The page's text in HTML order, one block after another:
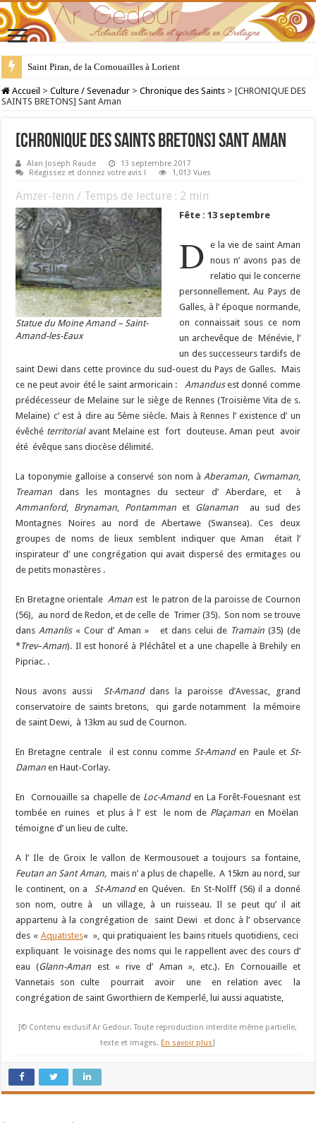
Saint Piran, de la Cornouailles à Lorient
28 juillet : Saint Samson de Dol, père de la Bretagne chrétienne
Accueil > Culture / Sevenadur > Chronique des Saints > [CHRONIQUE DES
SAINTS BRETONS] Sant Aman
[CHRONIQUE DES SAINTS BRETONS] Sant Aman
Alan Joseph Raude
13 septembre 2017
Réagissez et donnez votre avis !
1,013 Vues
Amzer-lenn / Temps de lecture : 2 min
Statue du Moine Amand – Saint-
Amand-les-Eaux
Fête : 13 septembre
D
e la vie de saint Aman
nous n’ avons pas de
relatio qui le concerne
personnellement. Au Pays de
Galles, à l’ époque normande,
on connaissait sous ce nom
un archevêque de Ménévie, l’
un des successeurs tardifs de
saint Dewi dans cette province du sud-ouest du Pays de Galles. Mais
ce ne peut avoir été le saint armoricain : Amandusest donné comme
prédécesseur de Melaine sur le siège de Rennes (Troisième Vita de s.
Melaine) c’ est à dire au 5ème siècle. Mais à Rennes l’ existence d’ un
évêché territorialavant Melaine est fort douteuse. Aman peut avoir
été évêque sans diocèse délimité.
La toponymie galloise a conservé son nom àAberaman Cwmaman,
Treaman dans les montagnes du secteur d’ Aberdare, et à
Ammanford, Brynaman Pontamman et Glanaman au sud des
Montagnes Noires au nord de Abertawe (Swansea). Ces deux
groupes de noms de lieux semblent indiquer que Aman était l’
inspirateur d’ une congrégation qui avait dispersé des ermitages ou
de petits monastères .
En Bretagne orientale Aman est le patron de la paroisse de Cournon
(56), au nord de Redon, et de celle de Trimer (35). Son nom se trouve
dansAmanlis« Cour d’ Aman » et dans celui de Tramain(35) (de
*Trev–Aman). Il est honoré à Pléchâtel et a une chapelle à Brehily en
Pipriac. .
Nous avons aussi St-Amanddans la paroisse d’Avessac, grand
conservatoire de saints bretons, qui garde notamment la mémoire
de saint Dewi, à 13km au sud de Cournon.
En Bretagne centrale il est connu comme St-Amanden Paule et St-
Daman en Haut-Corlay.
En Cornouaille sa chapelle de Loc-Amanden La Forêt-Fouesnant est
tombée en ruines et plus à l’ est le nom de Plaçaman en Moëlan
témoigne d’ un lieu de culte.
A l’ Ile de Groix le vallon de Kermousouet a toujours sa fontaine,
Feutan an Sant Aman, mais n’ a plus de chapelle. A 15km au nord, sur
le continent, on a St-Amanden Quéven. En St-Nolff (56) il a donné
son nom, outre à un village, à un ruisseau. Il se peut qu’ il ait
appartenu à la congrégation de saint Dewi et donc à l’ observance
des « Aquatistes« », qui pratiquaient les bains rituels quotidiens, ceci
expliquant le voisinage des noms qui le rappellent avec des cours d’
eau (Glann-Aman est « rive d’ Aman », etc.). En Cornouaille et
Vannetais son culte pourrait avoir une en relation avec la
congrégation de saint Gworthiern de Kemperlé, lui aussi aquatiste,
[© Contenu exclusif Ar Gedour. Toute reproduction interdite même partielle,
texte et images. En savoir plus]